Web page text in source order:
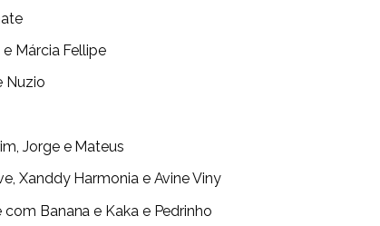
Márcia Fellipe
Nuzio
Jorge e Mateus
Xanddy Harmonia e Avine Viny
Banana e Kaka e Pedrinho